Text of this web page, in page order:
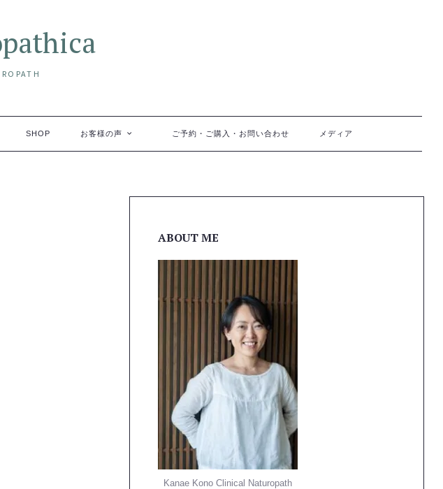
SHOP お客様の声 ご予約・ご購入・お問い合わせ メディア
ABOUT ME
Kanae Kono Clinical Naturopath